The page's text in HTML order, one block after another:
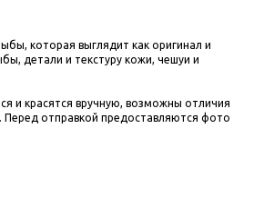
которая выглядит как оригинал и
детали и текстуру кожи, чешуи и
и красятся вручную, возможны отличия
Перед отправкой предоставляются фото